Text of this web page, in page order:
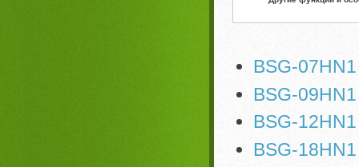
BSG-07HN1
BSG-09HN1
BSG-12HN1
BSG-18HN1